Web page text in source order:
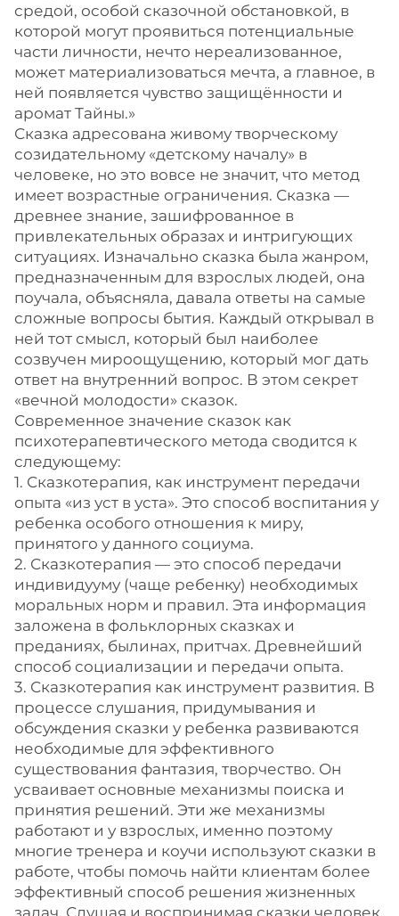
средой, особой сказочной обстановкой, в
которой могут проявиться потенциальные
части личности, нечто нереализованное,
может материализоваться мечта, а главное, в
ней появляется чувство защищённости и
аромат Тайны.»
Сказка адресована живому творческому
созидательному «детскому началу» в
человеке, но это вовсе не значит, что метод
имеет возрастные ограничения. Сказка —
древнее знание, зашифрованное в
привлекательных образах и интригующих
ситуациях. Изначально сказка была жанром,
предназначенным для взрослых людей, она
поучала, объясняла, давала ответы на самые
сложные вопросы бытия. Каждый открывал в
ней тот смысл, который был наиболее
созвучен мироощущению, который мог дать
ответ на внутренний вопрос. В этом секрет
«вечной молодости» сказок.
Современное значение сказок как
психотерапевтического метода сводится к
следующему:
1. Сказкотерапия, как инструмент передачи
опыта «из уст в уста». Это способ воспитания у
ребенка особого отношения к миру,
принятого у данного социума.
2. Сказкотерапия — это способ передачи
индивидууму (чаще ребенку) необходимых
моральных норм и правил. Эта информация
заложена в фольклорных сказках и
преданиях, былинах, притчах. Древнейший
способ социализации и передачи опыта.
3. Сказкотерапия как инструмент развития. В
процессе слушания, придумывания и
обсуждения сказки у ребенка развиваются
необходимые для эффективного
существования фантазия, творчество. Он
усваивает основные механизмы поиска и
принятия решений. Эти же механизмы
работают и у взрослых, именно поэтому
многие тренера и коучи используют сказки в
работе, чтобы помочь найти клиентам более
эффективный способ решения жизненных
задач. Слушая и воспринимая сказки человек,